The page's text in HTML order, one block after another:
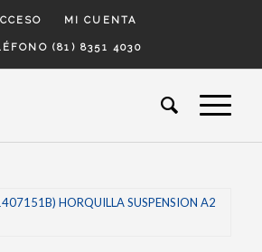
MI CUENTA
(81) 8351 4030